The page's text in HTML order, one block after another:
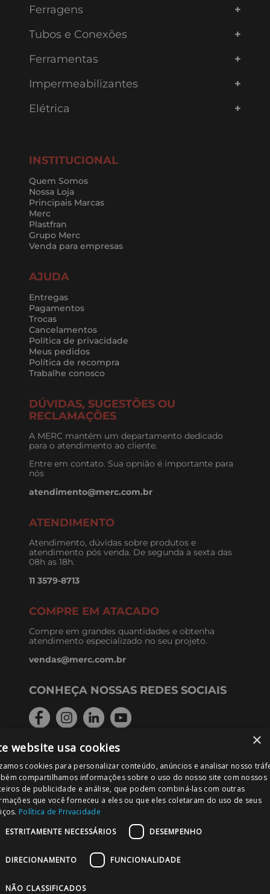
Ferragens
Tubos e Conexões
Ferramentas
Impermeabilizantes
Elétrica
INSTITUCIONAL
Quem Somos
Nossa Loja
Principais Marcas
Merc
Plastfran
Grupo Merc
Venda para empresas
AJUDA
Entregas
Pagamentos
Trocas
Cancelamentos
Política de privacidade
Meus pedidos
Política de recompra
Trabalhe conosco
DÚVIDAS, SUGESTÕES OU
RECLAMAÇÕES
A MERC mantém um departamento dedicado
para o atendimento ao cliente.
Entre em contato. Sua opnião é importante para
nós
atendimento@merc.com.br
ATENDIMENTO
Atendimento, dúvidas sobre produtos e
atendimento pós venda. De segunda a sexta das
08h as 18h.
11 3579-8713
COMPRE EM ATACADO
Compre em grandes quantidades e obtenha
atendimento especializado no seu projeto.
vendas@merc.com.br
CONHEÇA NOSSAS REDES SOCIAIS
PODE CONFIAR!
×
website usa cookies
cookies para personalizar conteúdo, anúncios e analisar nosso
compartilhamos informações sobre o uso do nosso site com nossos
de publicidade e análise, que podem combiná-las com outras
que você forneceu a eles ou que eles coletaram do uso de seus
Política de Privacidade
ESTRITAMENTE NECESSÁRIOS
DESEMPENHO
DIRECIONAMENTO FUNCIONALIDADE
NÃO CLASSIFICADOS